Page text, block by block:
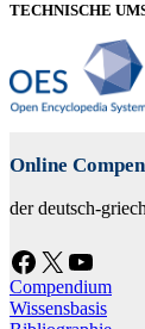
TECHNISCHE
Online
der deutsch-
Facebook X YouTube
Compendium
Wissensbasis